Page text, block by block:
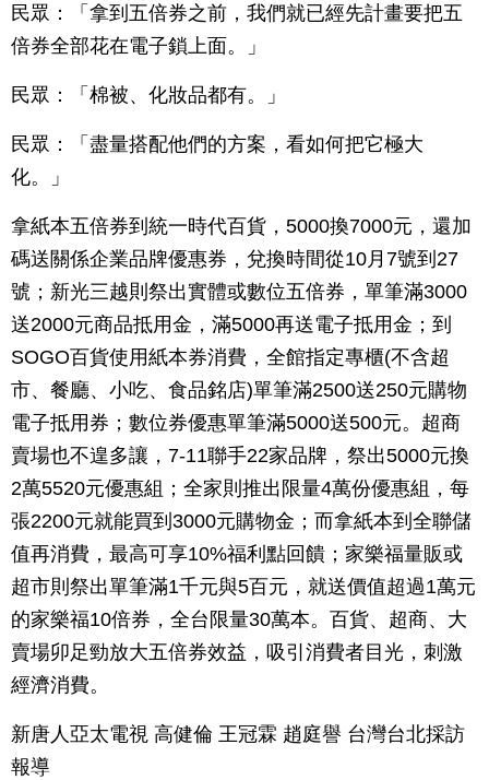
民眾：「拿到五倍券之前，我們就已經先計畫要把五
倍券全部花在電子鎖上面。」
民眾：「棉被、化妝品都有。」
民眾：「盡量搭配他們的方案，看如何把它極大
化。」
拿紙本五倍券到統一時代百貨，5000換7000元，還加
碼送關係企業品牌優惠券，兌換時間從10月7號到27
號；新光三越則祭出實體或數位五倍券，單筆滿3000
送2000元商品抵用金，滿5000再送電子抵用金；到
SOGO百貨使用紙本券消費，全館指定專櫃(不含超
市、餐廳、小吃、食品銘店)單筆滿2500送250元購物
電子抵用券；數位券優惠單筆滿5000送500元。超商
賣場也不遑多讓，7-11聯手22家品牌，祭出5000元換
2萬5520元優惠組；全家則推出限量4萬份優惠組，每
張2200元就能買到3000元購物金；而拿紙本到全聯儲
值再消費，最高可享10%福利點回饋；家樂福量販或
超市則祭出單筆滿1千元與5百元，就送價值超過1萬元
的家樂福10倍券，全台限量30萬本。百貨、超商、大
賣場卯足勁放大五倍券效益，吸引消費者目光，刺激
經濟消費。
新唐人亞太電視 高健倫 王冠霖 趙庭譽 台灣台北採訪
報導